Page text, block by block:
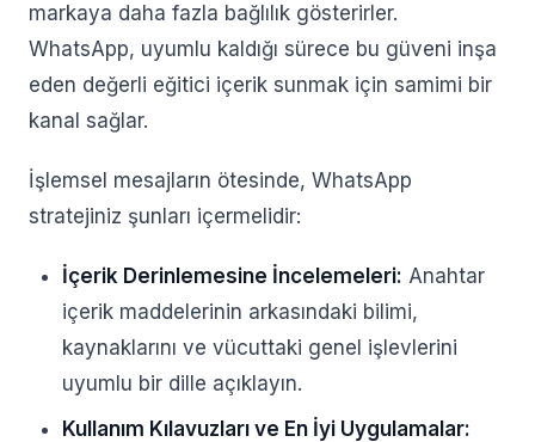
markaya daha fazla bağlılık gösterirler.
WhatsApp, uyumlu kaldığı sürece bu güveni inşa
eden değerli eğitici içerik sunmak için samimi bir
kanal sağlar.
İşlemsel mesajların ötesinde, WhatsApp
stratejiniz şunları içermelidir:
İçerik Derinlemesine İncelemeleri: Anahtar
içerik maddelerinin arkasındaki bilimi,
kaynaklarını ve vücuttaki genel işlevlerini
uyumlu bir dille açıklayın.
Kullanım Kılavuzları ve En İyi Uygulamalar: